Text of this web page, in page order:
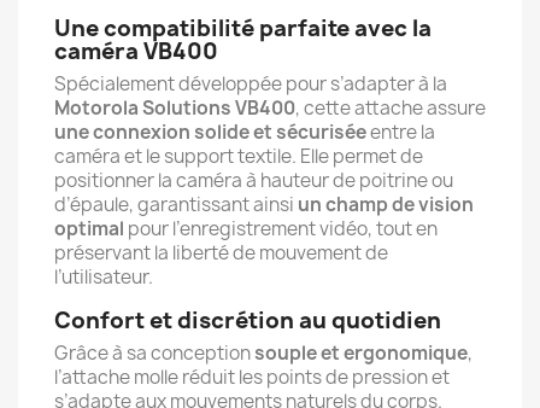
Une compatibilité parfaite avec la
caméra VB400
Spécialement développée pour s’adapter à la
Motorola Solutions VB400, cette attache assure
une connexion solide et sécuriséeentre la
caméra et le support textile. Elle permet de
positionner la caméra à hauteur de poitrine ou
d’épaule, garantissant ainsi un champ de vision
optimal pour l’enregistrement vidéo, tout en
préservant la liberté de mouvement de
l’utilisateur.
Confort et discrétion au quotidien
Grâce à sa conceptionsouple et ergonomique,
l’attache molle réduit les points de pression et
s’adapte aux mouvements naturels du corps.